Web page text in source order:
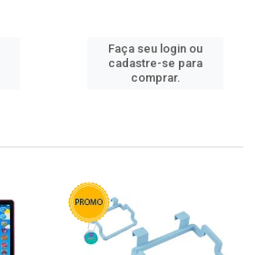
Faça seu login ou
cadastre-se para
comprar.